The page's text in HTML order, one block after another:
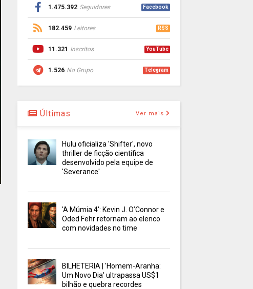
1.475.392 Seguidores Facebook
182.459 Leitores RSS
11.321 Inscritos YouTube
1.526 No Grupo Telegram
Últimas Ver mais
Hulu oficializa 'Shifter', novo
thriller de ficção científica
desenvolvido pela equipe de
'Severance'
'A Múmia 4': Kevin J. O’Connor e
Oded Fehr retornam ao elenco
com novidades no time
BILHETERIA | 'Homem-Aranha:
Um Novo Dia' ultrapassa US$1
bilhão e quebra recordes